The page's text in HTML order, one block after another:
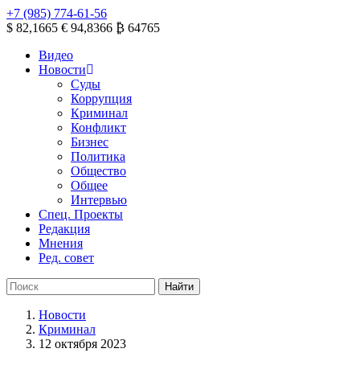
+7 (985) 774-61-56
$ 82,1665 € 94,8366 ₿ 64765
Видео
Новости
Суды
Коррупция
Криминал
Конфликт
Бизнес
Политика
Общество
Общее
Интервью
Спец. Проекты
Редакция
Мнения
Ред. совет
Новости
Криминал
12 октября 2023